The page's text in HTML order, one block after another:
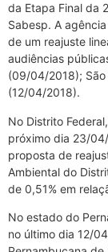
da Etapa Final da
Sabesp. A
de um reajuste
audiências
(09/04/2018);
(12/04/2018).
No Distrito
próximo dia 23/
proposta de
Ambiental do
de 0,51% em
No estado do
no último dia 12/